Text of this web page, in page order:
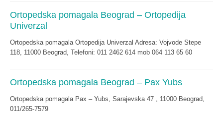
Ortopedska pomagala Beograd – Ortopedija
Univerzal
Ortopedska pomagala Ortopedija Univerzal Adresa: Vojvode Stepe
118, 11000 Beograd, Telefoni: 011 2462 614 mob 064 113 65 60
Ortopedska pomagala Beograd – Pax Yubs
Ortopedska pomagala Pax – Yubs, Sarajevska 47 , 11000 Beograd,
011/265-7579